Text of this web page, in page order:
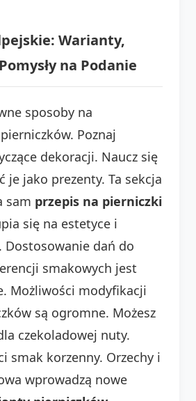
Warianty,
na Podanie
sposoby na
Poznaj
dekoracji. Naucz się
je jako prezenty. Ta sekcja
sam przepis na pierniczki
się na estetyce i
Dostosowanie dań do
smakowych jest
Możliwości modyfikacji
są ogromne. Możesz
czekoladowej nuty.
smak korzenny. Orzechy i
wprowadzą nowe